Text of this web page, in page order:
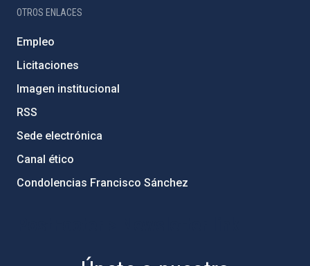
OTROS ENLACES
Empleo
Licitaciones
Imagen institucional
RSS
Sede electrónica
Canal ético
Condolencias Francisco Sánchez